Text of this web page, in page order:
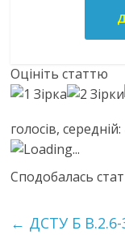
Оцініть статтю
голосів, середній:
Loading...
Сподобалась
← ДСТУ Б В.2.6-